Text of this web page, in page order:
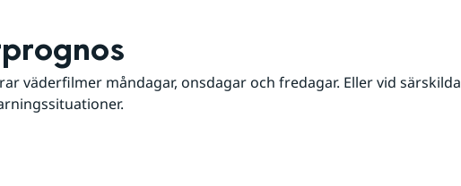
väderfilmer måndagar, onsdagar och fredagar. Eller vid särskilda